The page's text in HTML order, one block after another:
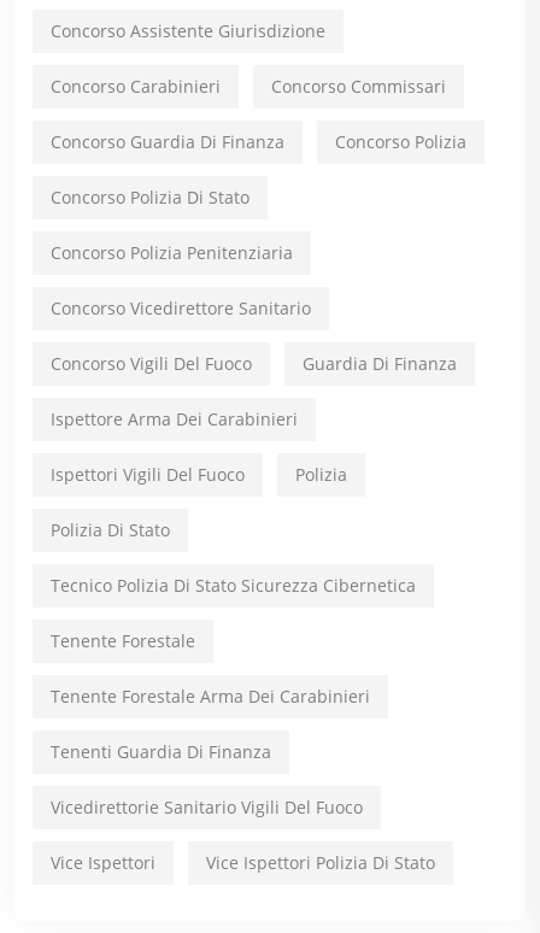
Concorso Assistente Giurisdizione
Concorso Carabinieri Concorso Commissari
Concorso Guardia Di Finanza Concorso Polizia
Concorso Polizia Di Stato
Concorso Polizia Penitenziaria
Concorso Vicedirettore Sanitario
Concorso Vigili Del Fuoco Guardia Di Finanza
Ispettore Arma Dei Carabinieri
Ispettori Vigili Del Fuoco Polizia
Polizia Di Stato
Tecnico Polizia Di Stato Sicurezza Cibernetica
Tenente Forestale
Tenente Forestale Arma Dei Carabinieri
Tenenti Guardia Di Finanza
Vicedirettorie Sanitario Vigili Del Fuoco
Vice Ispettori Vice Ispettori Polizia Di Stato